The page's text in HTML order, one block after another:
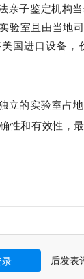
子鉴定机构
验室且由当地
国进口设备
立的实验室占
性和有效性，
后发表